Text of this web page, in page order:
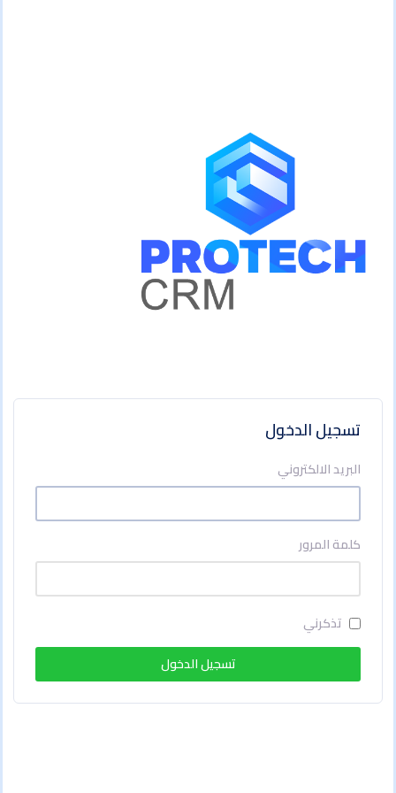
تسجيل الدخول
البريد الالكتروني
كلمة المرور
تذكرني
تسجيل الدخول